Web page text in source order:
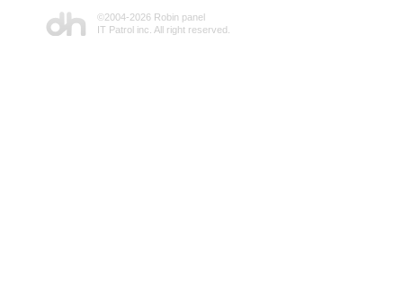
©2004-2026 Robin panel
IT Patrol inc. All right reserved.